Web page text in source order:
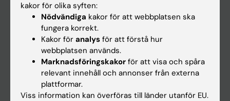
Forskarutbildning
Forskning
Nyheter
kakor för olika syften:
Nödvändiga kakor för att webbplatsen ska
fungera korrekt.
Kakor för analys för att förstå hur
webbplatsen används.
Marknadsföringskakor för att visa och spåra
relevant innehåll och annonser från externa
plattformar.
Viss information kan överföras till länder utanför EU.